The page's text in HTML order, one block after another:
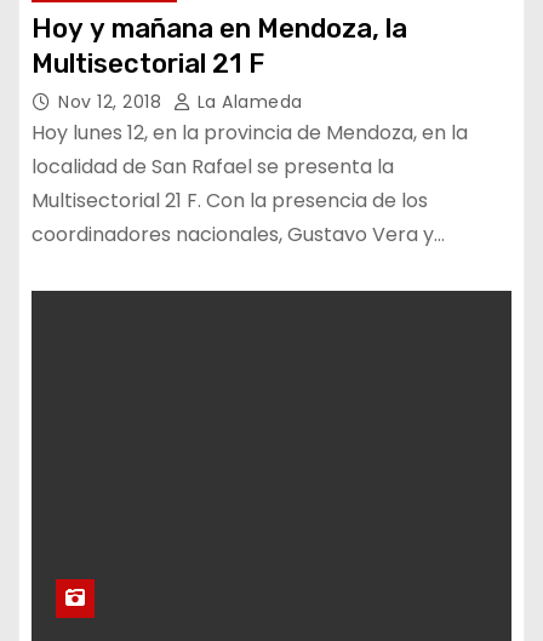
Hoy y mañana en Mendoza, la
Multisectorial 21 F
Nov 12, 2018 La Alameda
Hoy lunes 12, en la provincia de Mendoza, en la
localidad de San Rafael se presenta la
Multisectorial 21 F. Con la presencia de los
coordinadores nacionales, Gustavo Vera y…